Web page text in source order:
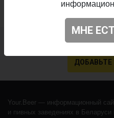
Не нашли ваш бар
ДОБАВЬТЕ
Your.Beer — информационный
и пивных заведениях в Беларуси
МНЕ